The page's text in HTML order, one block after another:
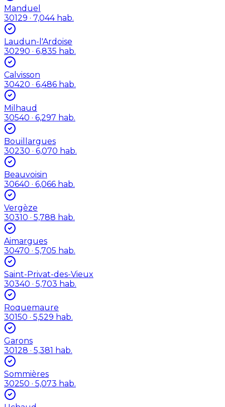
Manduel
30129 · 7,044 hab.
Laudun-l'Ardoise
30290 · 6,835 hab.
Calvisson
30420 · 6,486 hab.
Milhaud
30540 · 6,297 hab.
Bouillargues
30230 · 6,070 hab.
Beauvoisin
30640 · 6,066 hab.
Vergèze
30310 · 5,788 hab.
Aimargues
30470 · 5,705 hab.
Saint-Privat-des-Vieux
30340 · 5,703 hab.
Roquemaure
30150 · 5,529 hab.
Garons
30128 · 5,381 hab.
Sommières
30250 · 5,073 hab.